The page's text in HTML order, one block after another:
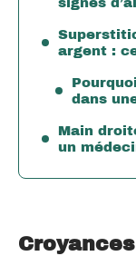
argent :
dans
Main
un